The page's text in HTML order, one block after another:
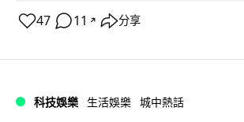
47 11 ↗ 分享
科技娛樂 生活娛樂 城中熱話